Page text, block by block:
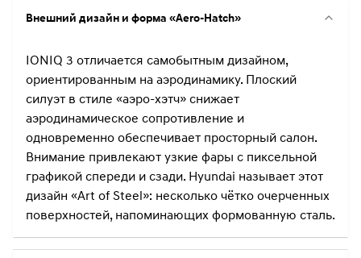
Внешний дизайн и форма «Aero-Hatch»
IONIQ 3 отличается самобытным дизайном,
ориентированным на аэродинамику. Плоский
силуэт в стиле «аэро-хэтч» снижает
аэродинамическое сопротивление и
одновременно обеспечивает просторный салон.
Внимание привлекают узкие фары с пиксельной
графикой спереди и сзади. Hyundai называет этот
дизайн «Art of Steel»: несколько чётко очерченных
поверхностей, напоминающих формованную сталь.